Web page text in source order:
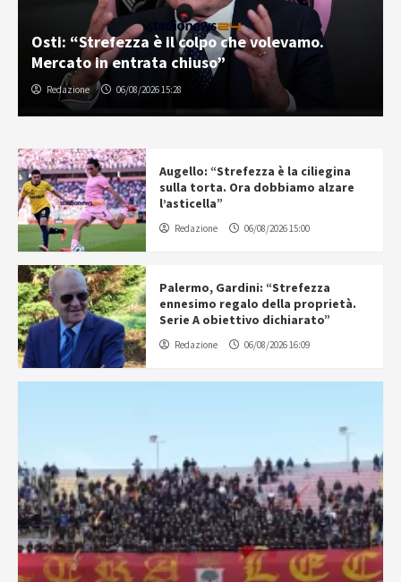
Osti: “Strefezza è il colpo che volevamo.
Mercato in entrata chiuso”
Redazione 06/08/2026 15:28
Augello: “Strefezza è la ciliegina
sulla torta. Ora dobbiamo alzare
l’asticella”
Redazione 06/08/2026 15:00
Palermo, Gardini: “Strefezza
ennesimo regalo della proprietà.
Serie A obiettivo dichiarato”
Redazione 06/08/2026 16:09